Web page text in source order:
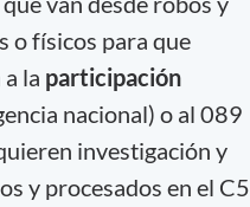
o físicos para que
la participación
nacional) o al 089
investigación y
y procesados en el C5,